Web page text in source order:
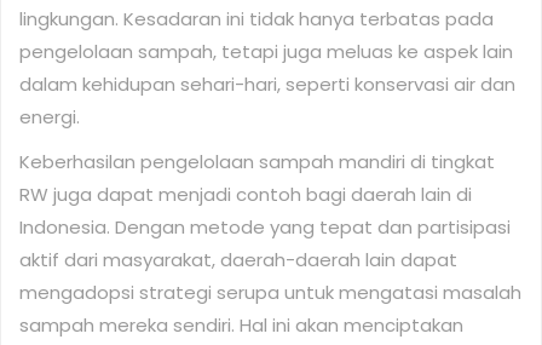
lingkungan. Kesadaran ini tidak hanya terbatas pada
pengelolaan sampah, tetapi juga meluas ke aspek lain
dalam kehidupan sehari-hari, seperti konservasi air dan
energi.
Keberhasilan pengelolaan sampah mandiri di tingkat
RW juga dapat menjadi contoh bagi daerah lain di
Indonesia. Dengan metode yang tepat dan partisipasi
aktif dari masyarakat, daerah-daerah lain dapat
mengadopsi strategi serupa untuk mengatasi masalah
sampah mereka sendiri. Hal ini akan menciptakan